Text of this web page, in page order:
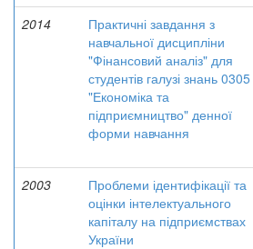
2014
Практичні завдання з
навчальної дисципліни
"Фінансовий аналіз" для
студентів галузі знань 0305
"Економіка та
підприємництво" денної
форми навчання
2003
Проблеми ідентифікації та
оцінки інтелектуального
капіталу на підприємствах
України